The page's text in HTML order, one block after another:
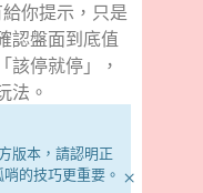
你提示，只是
認盤面到底值
該停就停」，
法。
版本，請認明正
的技巧更重要。 ×